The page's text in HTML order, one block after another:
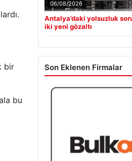
bir
bu
iki yeni gözaltı
Son Eklenen Firmalar